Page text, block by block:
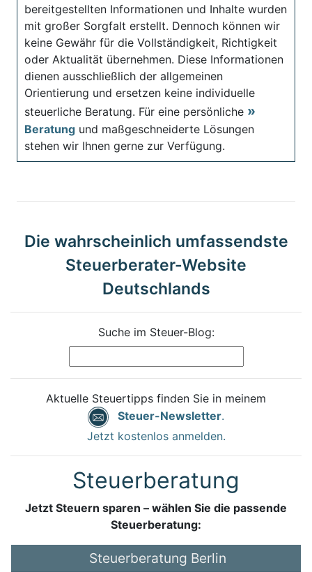
bereitgestellten Informationen und Inhalte wurden
mit großer Sorgfalt erstellt. Dennoch können wir
keine Gewähr für die Vollständigkeit, Richtigkeit
oder Aktualität übernehmen. Diese Informationen
dienen ausschließlich der allgemeinen
Orientierung und ersetzen keine individuelle
steuerliche Beratung. Für eine persönliche
Beratung und maßgeschneiderte Lösungen
stehen wir Ihnen gerne zur Verfügung.
Die wahrscheinlich umfassendste
Steuerberater-Website
Deutschlands
Suche im Steuer-Blog:
Aktuelle Steuertipps finden Sie in meinem
Steuer-Newsletter.
Jetzt kostenlos anmelden.
Steuerberatung
Jetzt Steuern sparen – wählen Sie die passende
Steuerberatung:
Steuerberatung Berlin